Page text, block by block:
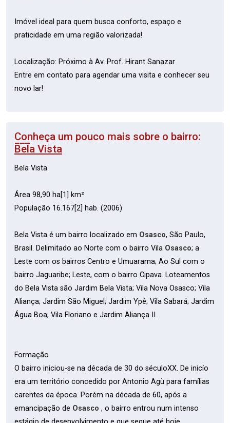
Imóvel ideal para quem busca conforto, espaço e
praticidade em uma região valorizada!
Localização: Próximo à Av. Prof. Hirant Sanazar
Entre em contato para agendar uma visita e conhecer seu
novo lar!
Conheça um pouco mais sobre o bairro:
Bela Vista
Bela Vista
Área 98,90 ha[1] km²
População 16.167[2] hab. (2006)
Bela Vista é um bairro localizado em Osasco, São Paulo,
Brasil. Delimitado ao Norte com o bairro Vila Osasco; a
Leste com os bairros Centro e Umuarama; Ao Sul com o
bairro Jaguaribe; Leste, com o bairro Cipava. Loteamentos
do Bela Vista são Jardim Bela Vista; Vila Nova Osasco; Vila
Aliança; Jardim São Miguel; Jardim Ypê; Vila Sabará; Jardim
Água Boa; Vila Floriano e Jardim Aliança II.
Formação
O bairro iniciou-se na década de 30 do séculoXX. De inicío
era um território concedido por Antonio Agù para famílias
carentes da época. Porém na década de 60, após a
emancipação de Osasco , o bairro entrou num intenso